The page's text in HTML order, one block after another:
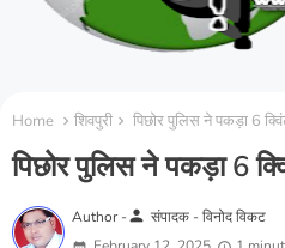
Home शिवपुरी पिछोर पुलिस ने पकड़ा 6
पिछोर पुलिस ने पकड़ा 6
Author -person संपादक - विनोद विकट